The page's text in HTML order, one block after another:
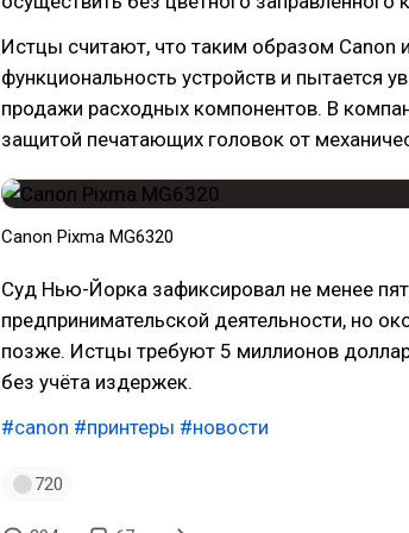
Истцы считают, что таким образом Canon
функциональность устройств и пытается
продажи расходных компонентов. В
защитой печатающих головок от
Canon Pixma MG6320
Суд Нью-Йорка зафиксировал не менее
предпринимательской деятельности, но
позже. Истцы требуют 5 миллионов
без учёта издержек.
#canon #принтеры #новости
720